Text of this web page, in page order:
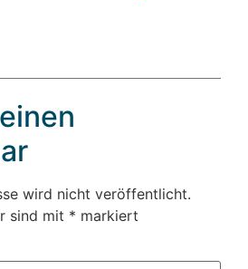
wird nicht veröffentlicht.
sind mit * markiert